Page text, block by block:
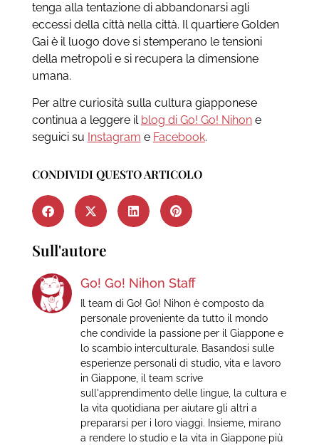
tenga alla tentazione di abbandonarsi agli
eccessi della città nella città. Il quartiere Golden
Gai è il luogo dove si stemperano le tensioni
della metropoli e si recupera la dimensione
umana.
Per altre curiosità sulla cultura giapponese
continua a leggere il blog di Go! Go! Nihone
seguici su Instagram e Facebook.
CONDIVIDI QUESTO ARTICOLO
Sull'autore
Go! Go! Nihon Staff
Il team di Go! Go! Nihon è composto da
personale proveniente da tutto il mondo
che condivide la passione per il Giappone e
lo scambio interculturale. Basandosi sulle
esperienze personali di studio, vita e lavoro
in Giappone, il team scrive
sull'apprendimento delle lingue, la cultura e
la vita quotidiana per aiutare gli altri a
prepararsi per i loro viaggi. Insieme, mirano
a rendere lo studio e la vita in Giappone più